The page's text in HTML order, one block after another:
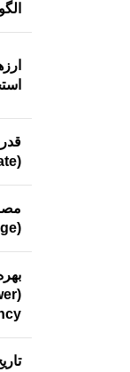
(Hashrate)
(Power Usage)